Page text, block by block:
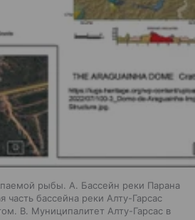
рыбы. A. Бассейн реки Парана
бассейна реки Алту-Гарсас
B. Муниципалитет Алту-Гарсас в